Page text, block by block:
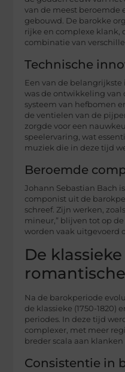
van de meest beroemde
gebouwd. De barokke
rijke en complexe klank,
combinatie van
Technische
Een van de
was de ontwikkeling van
systeem van hefbomen
de ventielen van de
zorgde voor een
speelervaring, wat
muziek die in deze tijd
Beroemde
Johann Sebastian Bach
componist uit de
schreef. Zijn werken,
mineur,” blijven tot op
worden vaak uitgevoerd
De
Na de barokperiode
de klassieke (1750-1820)
periodes. In deze tijd
complexer, met meer
breder scala aan
Consistentie in